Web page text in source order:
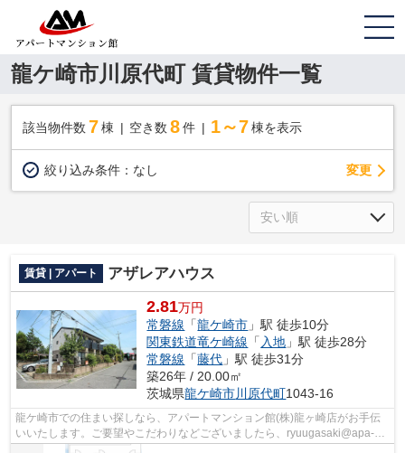
龍ケ崎市川原代町 賃貸物件一覧
該当物件数 7棟 空き数 8 件 1～7 棟を表示
絞り込み条件： なし 変更
賃貸 | アパート アザレアハウス
2.81万円
常磐線 「龍ケ崎市 」駅 徒歩10分
関東鉄道竜ケ崎線 「 入地 」駅 徒歩28分
常磐線 「藤代 」駅 徒歩31分
築26年 / 20.00㎡
茨城県龍ケ崎市川原代町1043-16
龍ケ崎市での住まい探しなら、アパートマンション館(株)龍ヶ崎店がお手伝
いいたします。ご要望やこだわりなどございましたら、ryuugasaki@apa-
to.co.jpにてお申し付け下さい。お部屋探...